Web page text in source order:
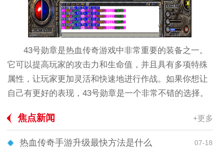
43号勋章是热血传奇游戏中非常重要的装备之一。
它可以提高玩家的攻击力和生命值，并且具有多项特殊
属性，让玩家更加灵活和快速地进行作战。如果你想让
自己有更好的表现，43号勋章是一个非常不错的选择。
焦点新闻 +更多
热血传奇手游升级最快方法是什么 07-18